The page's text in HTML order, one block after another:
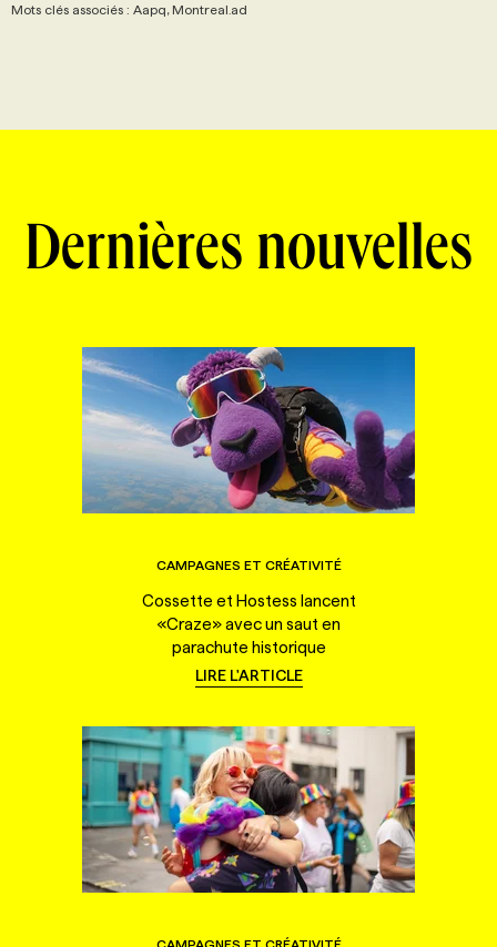
Mots clés associés : Aapq, Montreal.ad
Dernières nouvelles
CAMPAGNES ET CRÉATIVITÉ
Cossette et Hostess lancent
«Craze» avec un saut en
parachute historique
LIRE L'ARTICLE